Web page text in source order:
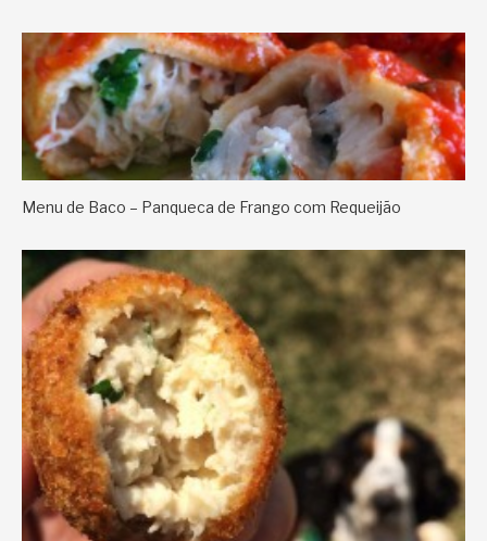
Menu de Baco – Panqueca de Frango com Requeijão